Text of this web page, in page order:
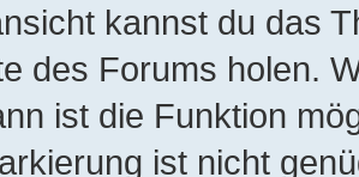
kannst du das
des Forums holen.
ist die Funktion
ist nicht